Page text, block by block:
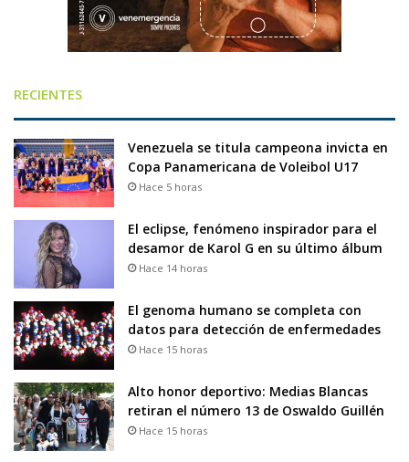
RECIENTES
Venezuela se titula campeona invicta en
Copa Panamericana de Voleibol U17
Hace 5 horas
El eclipse, fenómeno inspirador para el
desamor de Karol G en su último álbum
Hace 14 horas
El genoma humano se completa con
datos para detección de enfermedades
Hace 15 horas
Alto honor deportivo: Medias Blancas
retiran el número 13 de Oswaldo Guillén
Hace 15 horas